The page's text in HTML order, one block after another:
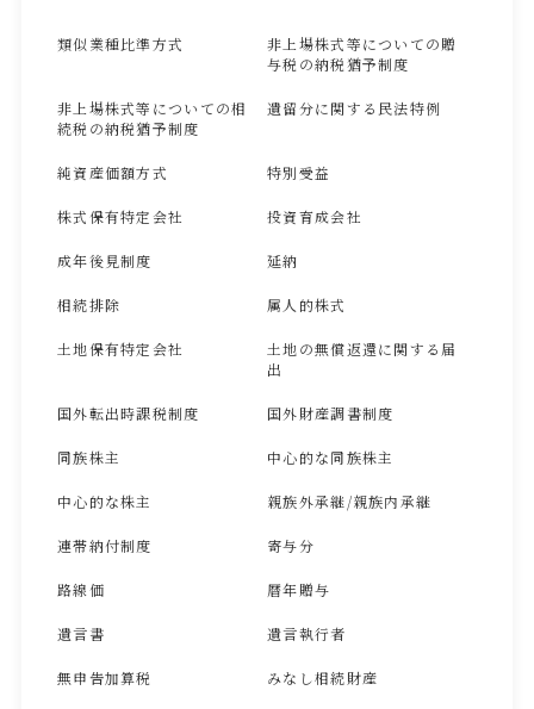
類似業種比準方式
非上場株式等についての贈
与税の納税猶予制度
非上場株式等についての相
続税の納税猶予制度
遺留分に関する民法特例
純資産価額方式 特別受益
株式保有特定会社 投資育成会社
成年後見制度 延納
相続排除 属人的株式
土地保有特定会社
土地の無償返還に関する届
出
国外転出時課税制度 国外財産調書制度
同族株主 中心的な同族株主
中心的な株主 親族外承継/親族内承継
連帯納付制度 寄与分
路線価 暦年贈与
遺言書 遺言執行者
無申告加算税 みなし相続財産